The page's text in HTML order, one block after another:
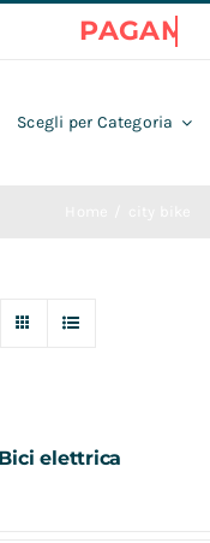
Scegli per Categoria
elettrica